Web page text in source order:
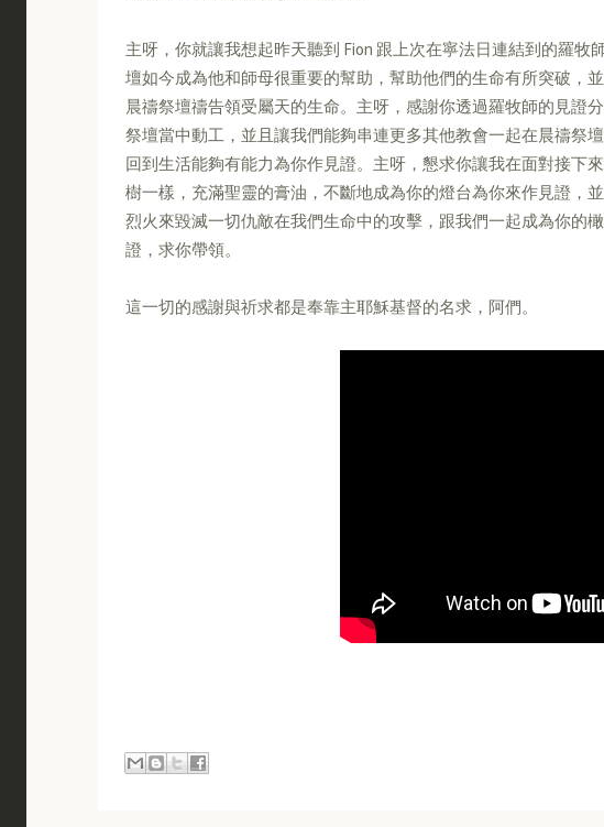
主呀，你就讓我想起昨天聽到 Fion 跟上次在寧法日連結到的羅牧
壇如今成為他和師母很重要的幫助，幫助他們的生命有所突破，
晨禱祭壇禱告領受屬天的生命。主呀，感謝你透過羅牧師的見證
祭壇當中動工，並且讓我們能夠串連更多其他教會一起在晨禱祭
回到生活能夠有能力為你作見證。主呀，懇求你讓我在面對接下
樹一樣，充滿聖靈的膏油，不斷地成為你的燈台為你來作見證，
烈火來毀滅一切仇敵在我們生命中的攻擊，跟我們一起成為你的
證，求你帶領。
這一切的感謝與祈求都是奉靠主耶穌基督的名求，阿們。